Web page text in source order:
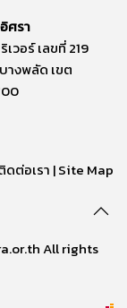
ศรา
เวอร์ เลขที่ 219
างพลัด เขต
ดต่อเรา |Site Map
All rights